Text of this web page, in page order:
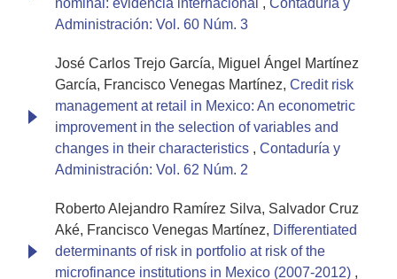
nominal: evidencia internacional , Contaduría y
Administración: Vol. 60 Núm. 3
José Carlos Trejo García, Miguel Ángel Martínez
García, Francisco Venegas Martínez, Credit risk
management at retail in Mexico: An econometric
improvement in the selection of variables and
changes in their characteristics , Contaduría y
Administración: Vol. 62 Núm. 2
Roberto Alejandro Ramírez Silva, Salvador Cruz
Aké, Francisco Venegas Martínez, Differentiated
determinants of risk in portfolio at risk of the
microfinance institutions in Mexico (2007-2012) ,